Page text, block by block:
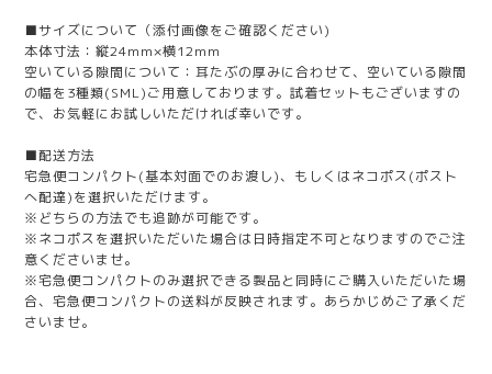
■サイズについて（添付画像をご確認ください)
本体寸法：縦24mm×横12mm
空いている隙間について：耳たぶの厚みに合わせて、空いている隙間
の幅を3種類(SML)ご用意しております。試着セットもございますの
で、お気軽にお試しいただければ幸いです。
■配送方法
宅急便コンパクト(基本対面でのお渡し)、もしくはネコポス(ポスト
へ配達)を選択いただけます。
※どちらの方法でも追跡が可能です。
※ネコポスを選択いただいた場合は日時指定不可となりますのでご注
意くださいませ。
※宅急便コンパクトのみ選択できる製品と同時にご購入いただいた場
合、宅急便コンパクトの送料が反映されます。あらかじめご了承くだ
さいませ。